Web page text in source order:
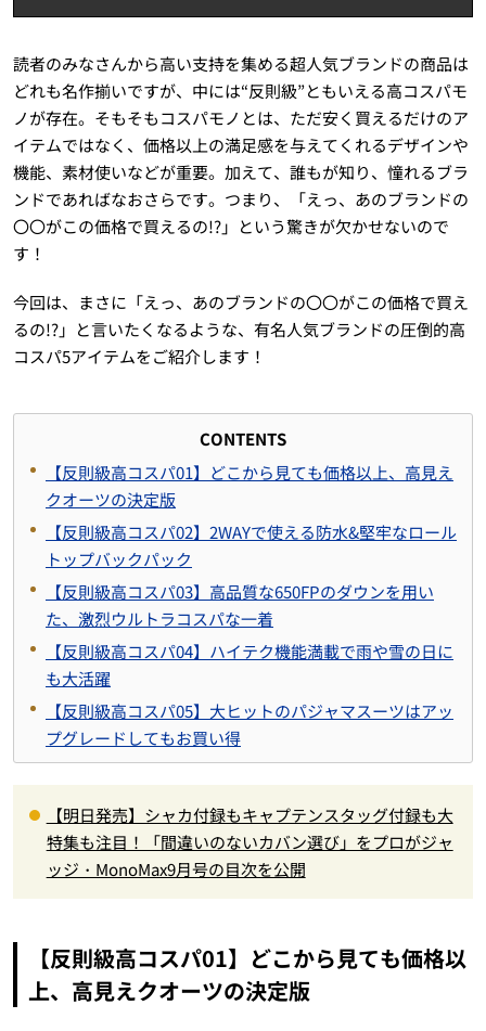
読者のみなさんから高い支持を集める超人気ブランドの商品は
どれも名作揃いですが、中には“反則級”ともいえる高コスパモ
ノが存在。そもそもコスパモノとは、ただ安く買えるだけのア
イテムではなく、価格以上の満足感を与えてくれるデザインや
機能、素材使いなどが重要。加えて、誰もが知り、憧れるブラ
ンドであればなおさらです。つまり、「えっ、あのブランドの
〇〇がこの価格で買えるの!?」という驚きが欠かせないので
す！
今回は、まさに「えっ、あのブランドの〇〇がこの価格で買え
るの!?」と言いたくなるような、有名人気ブランドの圧倒的高
コスパ5アイテムをご紹介します！
CONTENTS
【反則級高コスパ01】どこから見ても価格以上、高見え
クオーツの決定版
【反則級高コスパ02】2WAYで使える防水&堅牢なロール
トップバックパック
【反則級高コスパ03】高品質な650FPのダウンを用い
た、激烈ウルトラコスパな一着
【反則級高コスパ04】ハイテク機能満載で雨や雪の日に
も大活躍
【反則級高コスパ05】大ヒットのパジャマスーツはアッ
プグレードしてもお買い得
【明日発売】シャカ付録もキャプテンスタッグ付録も大
特集も注目！「間違いのないカバン選び」をプロがジャ
ッジ・MonoMax9月号の目次を公開
【反則級高コスパ01】どこから見ても価格以
上、高見えクオーツの決定版